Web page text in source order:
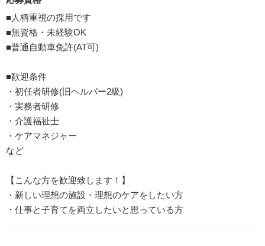
■人柄重視の採用です
■無資格・未経験OK
■普通自動車免許(AT可)
■歓迎条件
・初任者研修(旧ヘルパー2級)
・実務者研修
・介護福祉士
・ケアマネジャー
など
【こんな方を歓迎致します！】
・新しい理想の施設・理想のケアをしたい方
・仕事と子育てを両立したいと思っている方